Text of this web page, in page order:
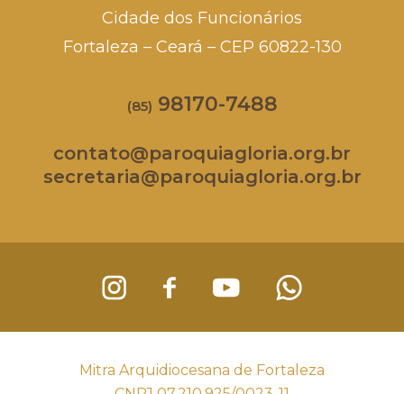
Cidade dos Funcionários
Fortaleza – Ceará – CEP 60822-130
(85) 98170-7488
contato@paroquiagloria.org.br
secretaria@paroquiagloria.org.br
Mitra Arquidiocesana de Fortaleza